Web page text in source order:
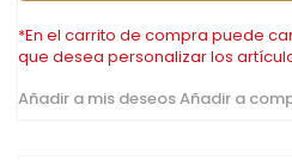
*En el carrito de compra puede
que desea personalizar los
Añadir a mis deseosAñadir a